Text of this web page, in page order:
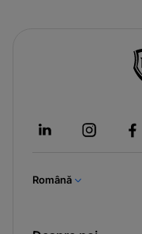
Română